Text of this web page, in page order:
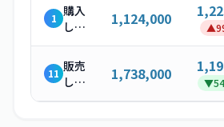
1 購入
した
製
品・
サー
ビス
1,124,000 ▲
11 販売
した
1,738,000 ▼